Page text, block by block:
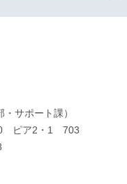
サポート課）
ピア2・1 703